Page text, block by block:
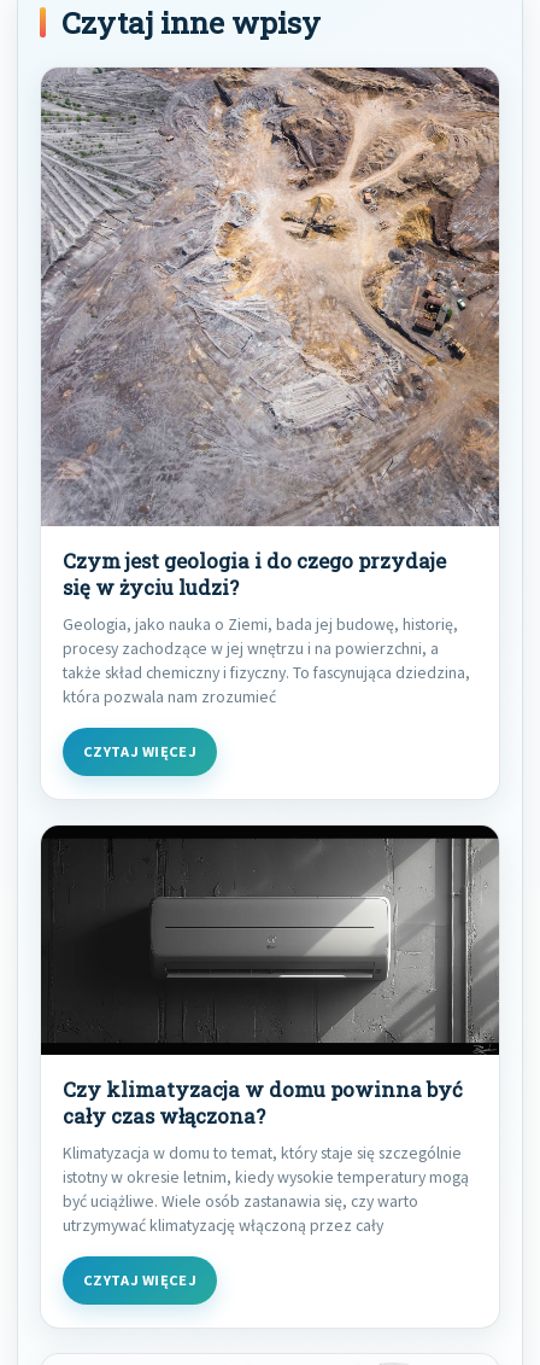
Czytaj inne wpisy
Czym jest geologia i do czego przydaje
się w życiu ludzi?
Geologia, jako nauka o Ziemi, bada jej budowę, historię,
procesy zachodzące w jej wnętrzu i na powierzchni, a
także skład chemiczny i fizyczny. To fascynująca dziedzina,
która pozwala nam zrozumieć
CZYTAJ WIĘCEJ
Czy klimatyzacja w domu powinna być
cały czas włączona?
Klimatyzacja w domu to temat, który staje się szczególnie
istotny w okresie letnim, kiedy wysokie temperatury mogą
być uciążliwe. Wiele osób zastanawia się, czy warto
utrzymywać klimatyzację włączoną przez cały
CZYTAJ WIĘCEJ